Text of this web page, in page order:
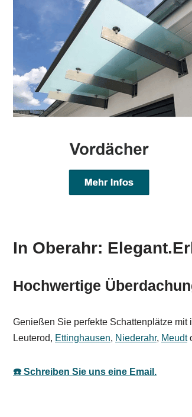
In Oberahr:
Hochwertige
Genießen Sie perfekte Schattenplätze
Leuterod, Ettinghausen, Niederahr, Meudt
☎️ Schreiben Sie uns eine Email.